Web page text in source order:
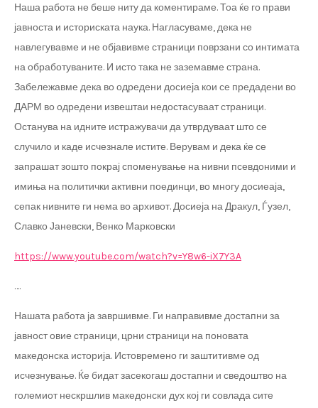
Наша работа не беше ниту да коментираме. Тоа ќе го прави
јавноста и историската наука. Нагласуваме, дека не
навлегувавме и не објавивме страници поврзани со интимата
на обработуваните. И исто така не заземавме страна.
Забележавме дека во одредени досиеја кои се предадени во
ДАРМ во одредени извештаи недостасуваат страници.
Останува на идните истражувачи да утврдуваат што се
случило и каде исчезнале истите. Верувам и дека ќе се
запрашат зошто покрај споменување на нивни псевдоними и
имиња на политички активни поединци, во многу досиеаја,
сепак нивните ги нема во архивот. Досиеја на Дракул, Ѓузел,
Славко Јаневски, Венко Марковски
https://www.youtube.com/watch?v=Y8w6-iX7Y3A
….
Нашата работа ја завршивме. Ги направивме достапни за
јавност овие страници, црни страници на поновата
македонска историја. Истовремено ги заштитивме од
исчезнување. Ќе бидат засекогаш достапни и сведоштво на
големиот нескршлив македонски дух кој ги совлада сите